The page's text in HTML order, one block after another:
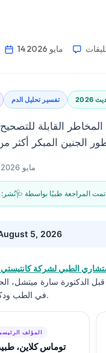
14 مايو 2026
تفسير تحليل الدم 2026
القابلة
14 مايو 2026
📝 نُشر:
5, 2026
الطبي لشركة كانتيستي
الدكتورة سارة ميتشل،
في الطب ودكتوراه في الفلسفة.
المؤلف
توماس كلاين،